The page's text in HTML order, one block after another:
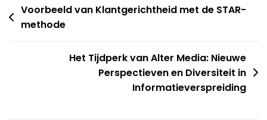
Berichtnavigatie
Voorbeeld van Klantgerichtheid met de STAR-
methode
Het Tijdperk van Alter Media: Nieuwe
Perspectieven en Diversiteit in
Informatieverspreiding